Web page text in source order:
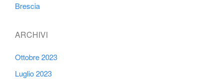
Brescia
ARCHIVI
Ottobre 2023
Luglio 2023